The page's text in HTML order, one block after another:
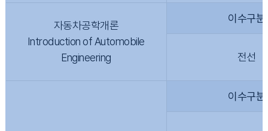
자동차공학개론
Introduction of Automobile
Engineering
이수구분
전선
이수구분